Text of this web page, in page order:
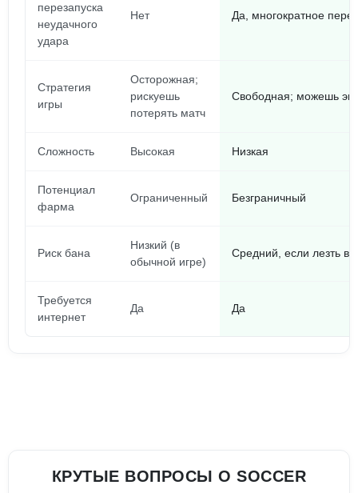
перезапуска
неудачного
удара
Нет Да, многократное
Стратегия
игры
Осторожная;
рискуешь
потерять матч
Свободная; можешь
Сложность Высокая Низкая
Потенциал
фарма
Ограниченный Безграничный
Риск бана
Низкий (в
обычной игре)
Средний, если лезть в
Требуется
интернет
Да Да
КРУТЫЕ ВОПРОСЫ О SOCCER